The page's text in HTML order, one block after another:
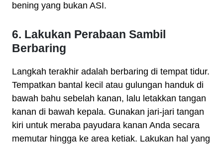
bening yang bukan ASI.
6. Lakukan Perabaan Sambil
Berbaring
Langkah terakhir adalah berbaring di tempat tidur.
Tempatkan bantal kecil atau gulungan handuk di
bawah bahu sebelah kanan, lalu letakkan tangan
kanan di bawah kepala. Gunakan jari-jari tangan
kiri untuk meraba payudara kanan Anda secara
memutar hingga ke area ketiak. Lakukan hal yang